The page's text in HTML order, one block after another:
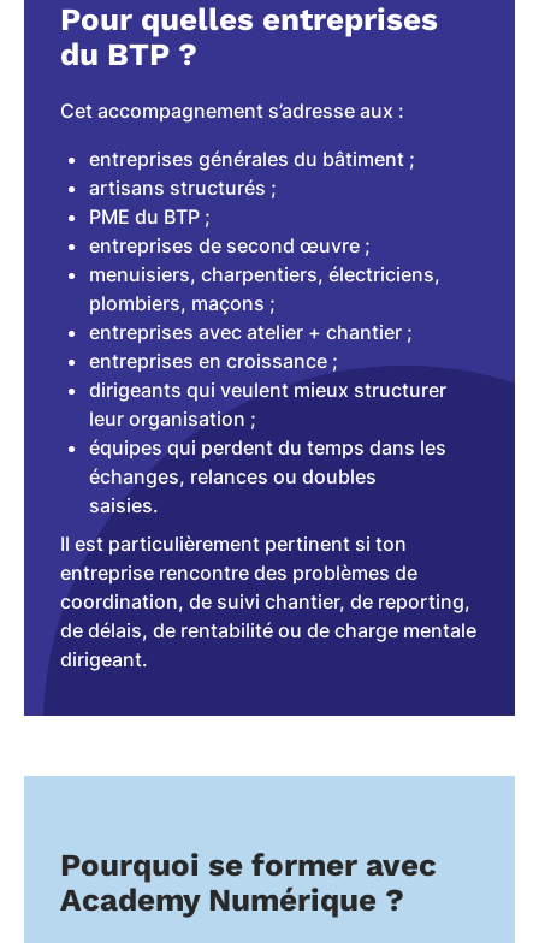
Pour quelles entreprises
du BTP ?
Cet accompagnement s’adresse aux :
entreprises générales du bâtiment ;
artisans structurés ;
PME du BTP ;
entreprises de second œuvre ;
menuisiers, charpentiers, électriciens,
plombiers, maçons ;
entreprises avec atelier + chantier ;
entreprises en croissance ;
dirigeants qui veulent mieux structurer
leur organisation ;
équipes qui perdent du temps dans les
échanges, relances ou doubles
saisies.
Il est particulièrement pertinent si ton
entreprise rencontre des problèmes de
coordination, de suivi chantier, de reporting,
de délais, de rentabilité ou de charge mentale
dirigeant.
Pourquoi se former avec
Academy Numérique ?